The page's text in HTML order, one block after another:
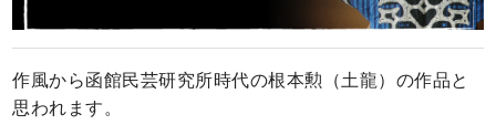
作風から函館民芸研究所時代の根本勲（土龍）の作品と
思われます。